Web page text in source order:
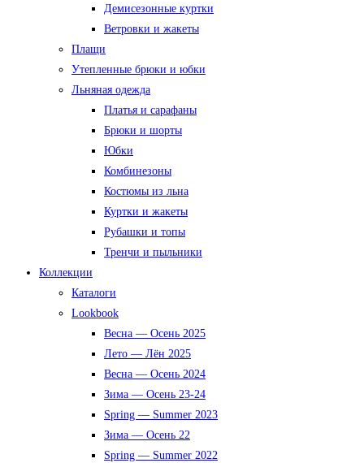
Демисезонные куртки
Ветровки и жакеты
Плащи
Утепленные брюки и юбки
Льняная одежда
Платья и сарафаны
Брюки и шорты
Юбки
Комбинезоны
Костюмы из льна
Куртки и жакеты
Рубашки и топы
Тренчи и пыльники
Коллекции
Каталоги
Lookbook
Весна — Осень 2025
Лето — Лён 2025
Весна — Осень 2024
Зима — Осень 23-24
Spring — Summer 2023
Зима — Осень 22
Spring — Summer 2022